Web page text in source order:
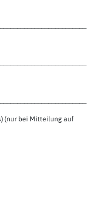
(nur bei Mitteilung auf